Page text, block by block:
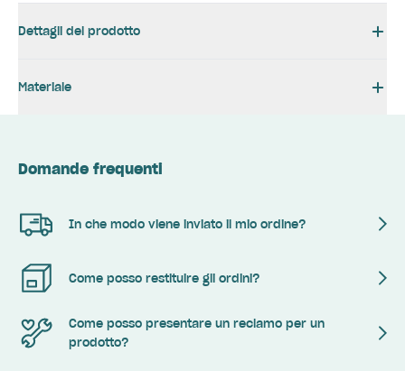
Dettagli del prodotto
Materiale
Domande frequenti
In che modo viene inviato il mio ordine?
Come posso restituire gli ordini?
Come posso presentare un reclamo per un
prodotto?